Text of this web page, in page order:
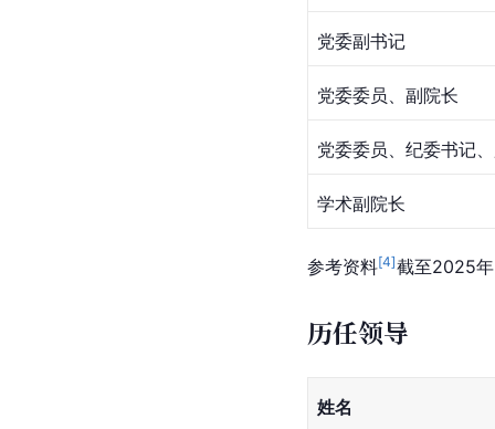
党委副书记
党委委员、副院长
党委委员、纪委书记
学术副院长
参考资料[4]截至2025
历任领导
姓名